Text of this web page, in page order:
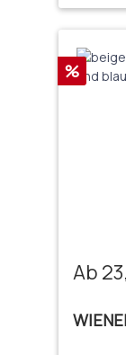
Rabatt
%
Ab